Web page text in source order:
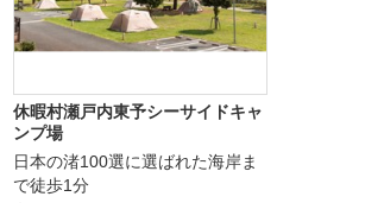
休暇村瀬戸内東予シーサイドキャ
ンプ場
日本の渚100選に選ばれた海岸ま
で徒歩1分